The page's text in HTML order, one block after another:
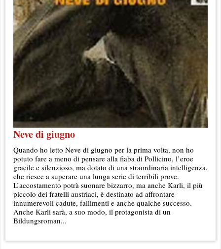
Neve di giugno
Quando ho letto Neve di giugno per la prima volta, non ho
potuto fare a meno di pensare alla fiaba di Pollicino, l’eroe
gracile e silenzioso, ma dotato di una straordinaria intelligenza,
che riesce a superare una lunga serie di terribili prove.
L’accostamento potrà suonare bizzarro, ma anche Karli, il più
piccolo dei fratelli austriaci, è destinato ad affrontare
innumerevoli cadute, fallimenti e anche qualche successo.
Anche Karli sarà, a suo modo, il protagonista di un
Bildungsroman...